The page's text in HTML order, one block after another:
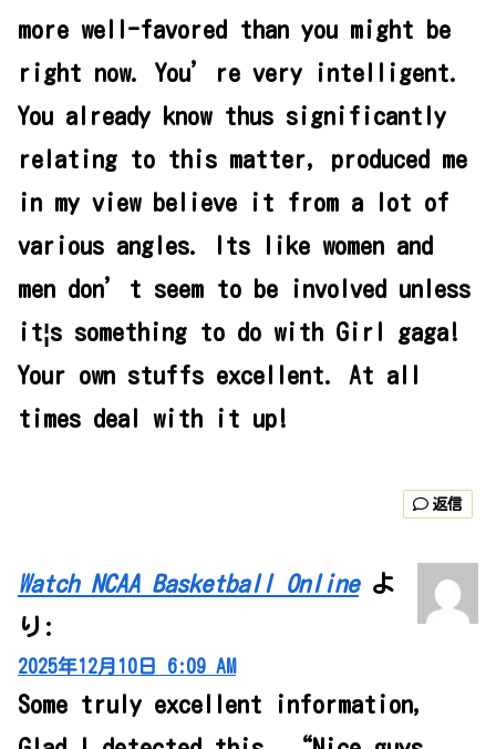
more well-favored than you might be
right now. You’re very intelligent.
You already know thus significantly
relating to this matter, produced me
in my view believe it from a lot of
various angles. Its like women and
men don’t seem to be involved unless
it¦s something to do with Girl gaga!
Your own stuffs excellent. At all
times deal with it up!
返信
Watch NCAA Basketball Online よ
り:
2025年12月10日 6:09 AM
Some truly excellent information,